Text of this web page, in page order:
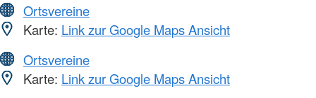
Ortsvereine
Karte: Link zur Google Maps Ansicht
Ortsvereine
Karte: Link zur Google Maps Ansicht